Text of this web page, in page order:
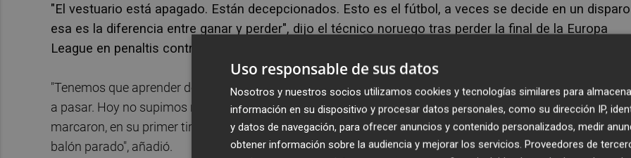
"El vestuario está apagado. Están decepcionados. Esto es el fútbol, a veces se decide en un
esa es la diferencia entre ganar y perder", dijo el técnico noruego tras perder la final de la Europa
League en penaltis contra el Villarreal.
"Tenemos que aprender de esto, no saborealo, sino probar este sentimiento y asegurarnos de que no
a pasar. Hoy no supimos reaccionar. No jugamos tan bien como sabemos. Empezamos bien y entonces
marcaron, en su primer tiro a puerta. Estamos decepcionados por haber concedido un gol en una jugada
balón parado", añadió.
Uso responsable de sus datos
Nosotros y nuestros socios utilizamos cookies y tecnologías similares para
información en su dispositivo y procesar datos personales, como su dirección IP,
y datos de navegación, para ofrecer anuncios y contenido personalizados, medir
obtener información sobre la audiencia y mejorar los servicios. Proveedores de